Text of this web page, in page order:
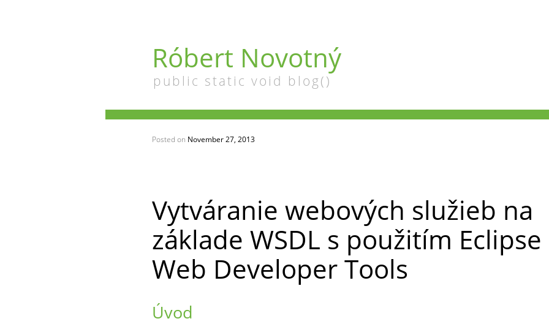
Róbert Novotný
public static void blog()
Vytváranie webových služieb na
základe WSDL s použitím Eclipse
Web Developer Tools
Posted on November 27, 2013
Úvod